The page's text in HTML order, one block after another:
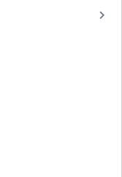
keyboard_arrow_right